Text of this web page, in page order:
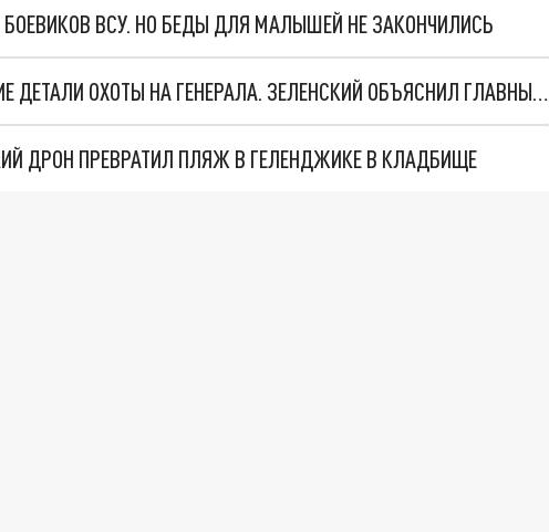
ВСУ. НО БЕДЫ ДЛЯ МАЛЫШЕЙ НЕ ЗАКОНЧИЛИСЬ
"МЫ ВАС ЗАСТАВИМ": ЖУТКИЕ ДЕТАЛИ ОХОТЫ НА ГЕНЕРАЛА. ЗЕЛЕНСКИЙ ОБЪЯСНИЛ ГЛАВНЫЙ СМЫСЛ ТЕРАКТА В ЦЕНТРЕ МОСКВЫ
ДРОН ПРЕВРАТИЛ ПЛЯЖ В ГЕЛЕНДЖИКЕ В КЛАДБИЩЕ